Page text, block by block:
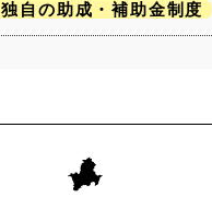
独自の助成・補助金制度